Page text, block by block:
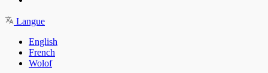
Langue
English
French
Wolof